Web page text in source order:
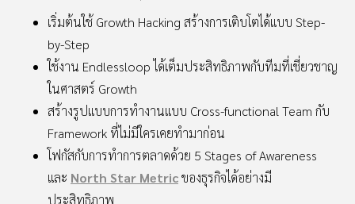
เริ่มต้นใช้ Growth Hacking สร้างการเติบโตได้แบบ Step-
by-Step
ใช้งาน Endlessloop ได้เต็มประสิทธิภาพกับทีมที่เชี่ยวชาญ
ในศาสตร์ Growth
สร้างรูปแบบการทำงานแบบ Cross-functional Team กับ
Framework ที่ไม่มีใครเคยทำมาก่อน
โฟกัสกับการทำการตลาดด้วย 5 Stages of Awareness
และ North Star Metricของธุรกิจได้อย่างมี
ประสิทธิภาพ